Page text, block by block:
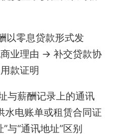
以零息贷款形式发
业理由 → 补交贷款协
款证明
与薪酬记录上的通讯
电账单或租赁合同证
与“通讯地址”区别